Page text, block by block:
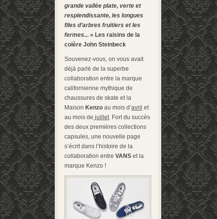
grande vallée plate, verte et
resplendissante, les longues
files d’arbres fruitiers et les
fermes... » Les raisins de la
colère John Steinbeck
Souvenez-vous, on vous avait
déjà parlé de la superbe
collaboration entre la marque
californienne mythique de
chaussures de skate et la
Maison Kenzo au mois d’avril et
au mois de juillet. Fort du succès
des deux premières collections
capsules, une nouvelle page
s’écrit dans l’histoire de la
collaboration entre VANS et la
marque Kenzo !